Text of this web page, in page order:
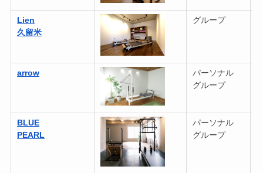
Lien
久留米
グループ
arrow
パーソナル
グループ
BLUE
PEARL
パーソナル
グループ